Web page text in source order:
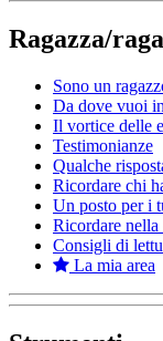
Ragazza/
Sono un
Da dove vuoi
Il vortice delle
Testimonianze
Qualche
Ricordare chi
Un posto per i
Ricordare
Consigli di
La mia area